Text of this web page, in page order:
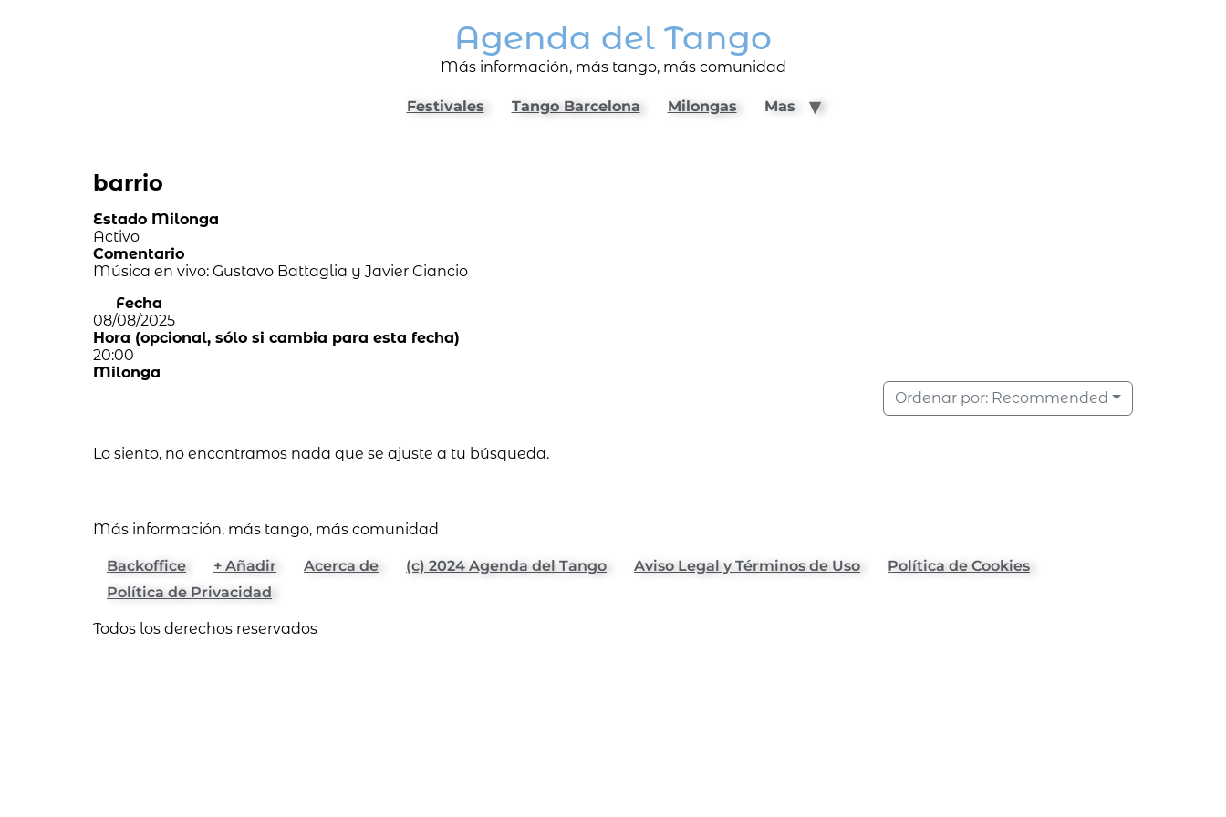
Agenda del Tango
Más información, más tango, más comunidad
Festivales Tango Barcelona Milongas Mas
barrio
Estado Milonga
Activo
Comentario
Música en vivo: Gustavo Battaglia y Javier Ciancio
Fecha
08/08/2025
Hora (opcional, sólo si cambia para esta fecha)
20:00
Milonga
Ordenar por: Recommended
Lo siento, no encontramos nada que se ajuste a tu búsqueda.
Más información, más tango, más comunidad
Backoffice + Añadir Acerca de (c) 2024 Agenda del Tango Aviso Legal y Términos de Uso
Política de Cookies
Política de Privacidad
Todos los derechos reservados